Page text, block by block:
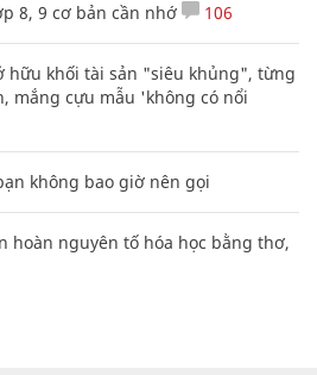
8, 9 cơ bản cần nhớ 106
hữu khối tài sản "siêu khủng", từng
mắng cựu mẫu 'không có nổi
không bao giờ nên gọi
hoàn nguyên tố hóa học bằng thơ,